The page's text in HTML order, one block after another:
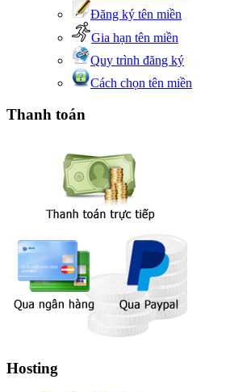
Đăng ký tên miền
Gia hạn tên miền
Quy trình đăng ký
Cách chọn tên miền
Thanh toán
Hosting